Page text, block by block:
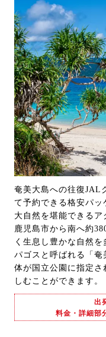
奄美大島への往復JAL
て予約できる格安パッ
大自然を堪能できるア
鹿児島市から南へ約
く生息し豊かな自然
パゴスと呼ばれる「
体が国立公園に指定さ
しむことができます。
出
料金・詳細部